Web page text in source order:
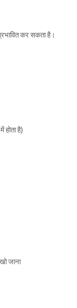
कर सकता है।
होता है)
जाना